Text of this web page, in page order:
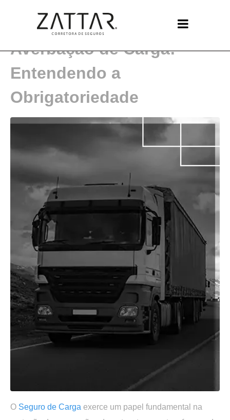
A Importância da
Averbação de Carga:
Entendendo a
Obrigatoriedade
O Seguro de Carga exerce um papel fundamental na